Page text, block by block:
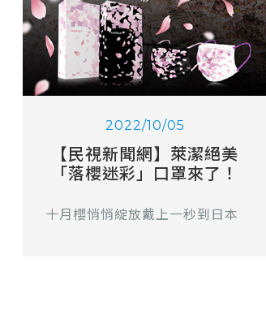
2022/10/05
【民視新聞網】萊潔絕美
「落櫻迷彩」口罩來了！
十月櫻悄悄綻放戴上一秒到日本